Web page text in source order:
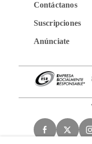
Contáctanos
Suscripciones
Anúnciate